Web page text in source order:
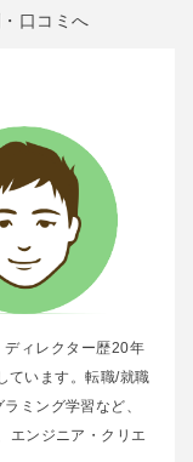
口コミへ
ィレクター歴20年
ています。転職/就職
ミング学習など、
エンジニア・クリエ